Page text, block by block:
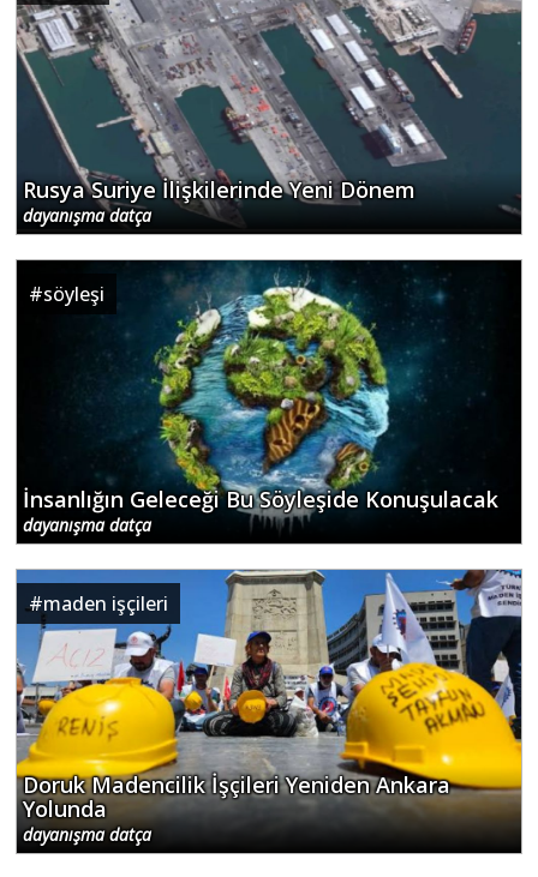
Rusya Suriye İlişkilerinde Yeni Dönem
dayanışma datça
#söyleşi
İnsanlığın Geleceği Bu Söyleşide Konuşulacak
dayanışma datça
#maden işçileri
Doruk Madencilik İşçileri Yeniden Ankara
Yolunda
dayanışma datça